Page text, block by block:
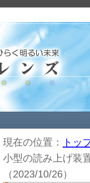
現在の位置：
トッ
小型の読み上げ装
（2023/10/26）